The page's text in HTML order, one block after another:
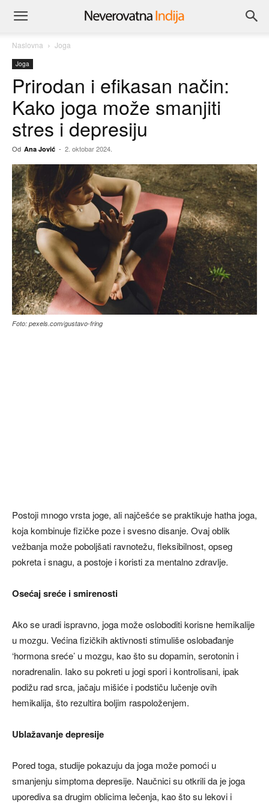
Naslovna Joga
Joga
Prirodan i efikasan način:
Kako joga može smanjiti
stres i depresiju
Od Ana Jović - 2. oktobar 2024.
Foto: pexels.com/gustavo-fring
Postoji mnogo vrsta joge, ali najčešće se praktikuje hatha joga,
koja kombinuje fizičke poze i svesno disanje. Ovaj oblik
vežbanja može poboljšati ravnotežu, fleksibilnost, opseg
pokreta i snagu, a postoje i koristi za mentalno zdravlje.
Osećaj sreće i smirenosti
Ako se uradi ispravno, joga može osloboditi korisne hemikalije
u mozgu. Većina fizičkih aktivnosti stimuliše oslobađanje
‘hormona sreće’ u mozgu, kao što su dopamin, serotonin i
noradrenalin. Iako su pokreti u jogi spori i kontrolisani, ipak
podižu rad srca, jačaju mišiće i podstiču lučenje ovih
hemikalija, što rezultira boljim raspoloženjem.
Ublažavanje depresije
Pored toga, studije pokazuju da joga može pomoći u
smanjenju simptoma depresije. Naučnici su otkrili da je joga
uporediva sa drugim oblicima lečenja, kao što su lekovi i